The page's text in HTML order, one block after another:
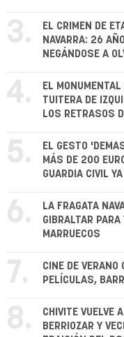
3.
EL CRIMEN DE
NAVARRA: 26
NEGÁNDOSE A
4.
EL
TUITERA DE
LOS RETRASOS
5.
EL GESTO
MÁS DE 200
GUARDIA CIVIL
6.
LA FRAGATA
GIBRALTAR PARA
MARRUECOS
7.
CINE DE
PELÍCULAS,
8.
CHIVITE VUELVE
BERRIOZAR Y